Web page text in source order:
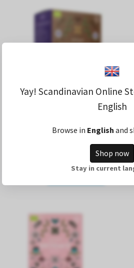
biologico senza glutine
PER
Yay! Scandinavian Online
English
Browse in English and
Shop now
Stay in current